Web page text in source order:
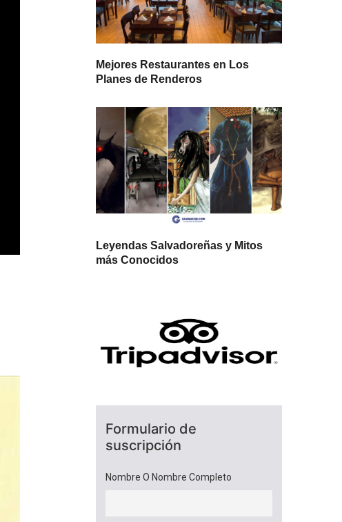
Mejores Restaurantes en Los
Planes de Renderos
Leyendas Salvadoreñas y Mitos
más Conocidos
Formulario de
suscripción
Nombre O Nombre Completo